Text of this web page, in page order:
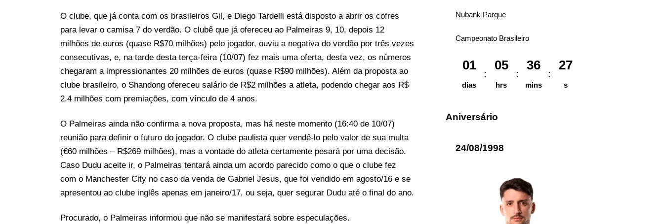
O clube, que já conta com os brasileiros Gil, e Diego Tardelli está disposto a abrir os cofres
para levar o camisa 7 do verdão. O clubê que já ofereceu ao Palmeiras 9, 10, depois 12
milhões de euros (quase R$70 milhões) pelo jogador, ouviu a negativa do verdão por três vezes
consecutivas, e, na tarde desta terça-feira (10/07) fez mais uma oferta, desta vez, os números
chegaram a impressionantes 20 milhões de euros (quase R$90 milhões). Além da proposta ao
clube brasileiro, o Shandong ofereceu salário de R$2 milhões a atleta, podendo chegar aos R$
2.4 milhões com premiações, com vínculo de 4 anos.
O Palmeiras ainda não confirma a nova proposta, mas há neste momento (16:40 de 10/07)
reunião para definir o futuro do jogador. O clube paulista quer vendê-lo pelo valor de sua multa
(€60 milhões – R$269 milhões), mas a vontade do atleta certamente pesará por uma decisão.
Caso Dudu aceite ir, o Palmeiras tentará ainda um acordo parecido como o que o clube fez
com o Manchester City no caso da venda de Gabriel Jesus, que foi vendido em agosto/16 e se
apresentou ao clube inglês apenas em janeiro/17, ou seja, quer segurar Dudu até o final do ano.
Procurado, o Palmeiras informou que não se manifestará sobre especulações.
Nubank Parque
Campeonato Brasileiro
01
dias
05
hrs
36
mins
27
s
Aniversário
24/08/1998